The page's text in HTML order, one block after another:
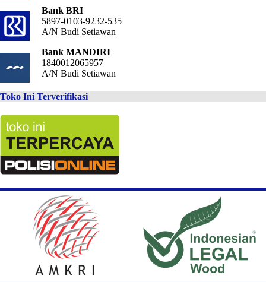
Bank BRI
5897-0103-9232-535
A/N Budi Setiawan
Bank MANDIRI
1840012065957
A/N Budi Setiawan
Toko Ini Terverifikasi